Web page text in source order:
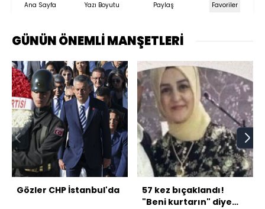
Ana Sayfa Yazı Boyutu Paylaş Favoriler
GÜNÜN ÖNEMLİ MANŞETLERİ
Gözler CHP İstanbul'da
57 kez bıçaklandı!
"Beni kurtarın" diye